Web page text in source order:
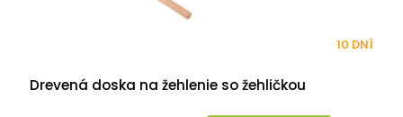
Drevená doska na žehlenie so žehličkou
10 DNÍ